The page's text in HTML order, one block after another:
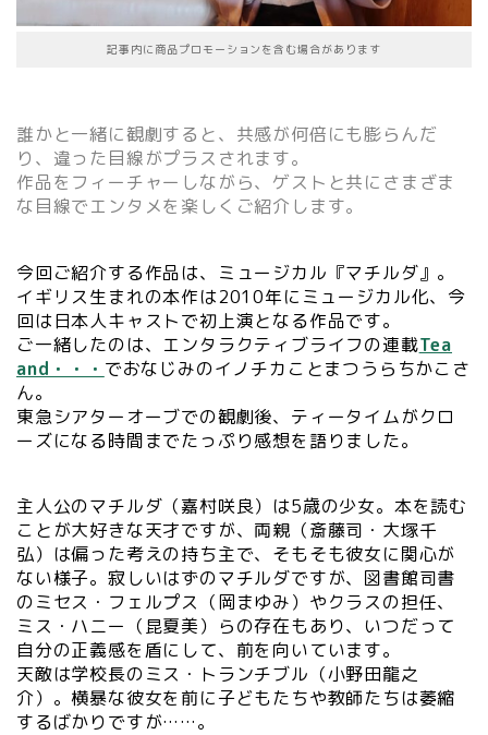
記事内に商品プロモーションを含む場合があります
誰かと一緒に観劇すると、共感が何倍にも膨らんだ
り、違った目線がプラスされます。
作品をフィーチャーしながら、ゲストと共にさまざま
な目線でエンタメを楽しくご紹介します。
今回ご紹介する作品は、ミュージカル『マチルダ』。
イギリス生まれの本作は2010年にミュージカル化、今
回は日本人キャストで初上演となる作品です。
ご一緒したのは、エンタラクティブライフの連載Tea
and・・・ でおなじみのイノチカことまつうらちかこさ
ん。
東急シアターオーブでの観劇後、ティータイムがクロ
ーズになる時間までたっぷり感想を語りました。
主人公のマチルダ（嘉村咲良）は5歳の少女。本を読む
ことが大好きな天才ですが、両親（斎藤司・大塚千
弘）は偏った考えの持ち主で、そもそも彼女に関心が
ない様子。寂しいはずのマチルダですが、図書館司書
のミセス・フェルプス（岡まゆみ）やクラスの担任、
ミス・ハニー（昆夏美）らの存在もあり、いつだって
自分の正義感を盾にして、前を向いています。
天敵は学校長のミス・トランチブル（小野田龍之
介）。横暴な彼女を前に子どもたちや教師たちは萎縮
するばかりですが……。